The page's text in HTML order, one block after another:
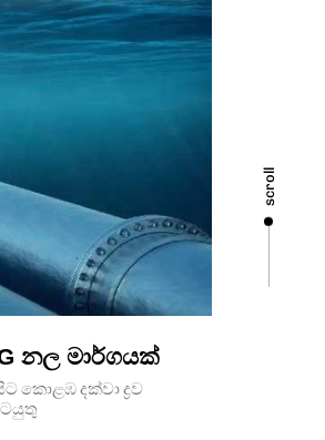
scroll
නල මාර්ගයක්
කොළඹ දක්වා ද්‍රව